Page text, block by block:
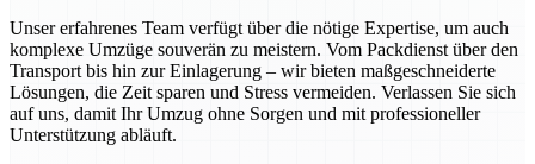
Unser erfahrenes Team verfügt über die nötige Expertise, um auch
komplexe Umzüge souverän zu meistern. Vom Packdienst über den
Transport bis hin zur Einlagerung – wir bieten maßgeschneiderte
Lösungen, die Zeit sparen und Stress vermeiden. Verlassen Sie sich
auf uns, damit Ihr Umzug ohne Sorgen und mit professioneller
Unterstützung abläuft.